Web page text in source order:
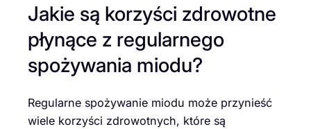
Jakie są korzyści zdrowotne
płynące z regularnego
spożywania miodu?
Regularne spożywanie miodu może przynieść
wiele korzyści zdrowotnych, które są